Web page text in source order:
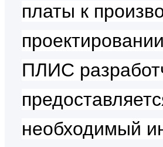
платы к
ПЛИС
необходимый